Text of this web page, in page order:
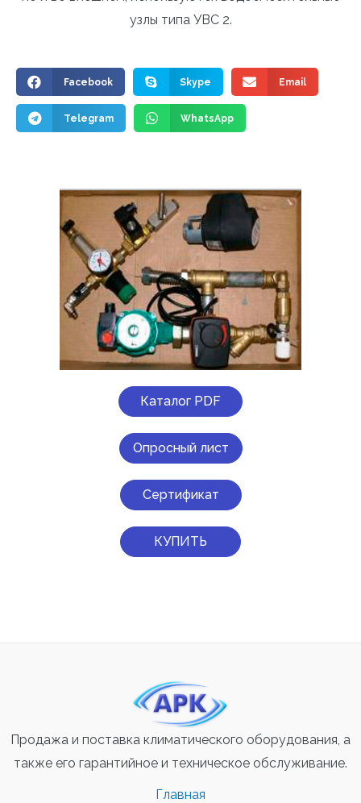
Каталог PDF
Опросный лист
Сертификат
КУПИТЬ
узлы типа УВС 2.
Facebook Skype Email
Telegram WhatsApp
Продажа и поставка климатического оборудования, а
также его гарантийное и техническое обслуживание.
Главная